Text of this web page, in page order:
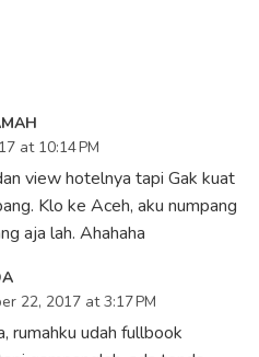
at 10:14 PM
view hotelnya tapi Gak kuat
Klo ke Aceh, aku numpang
aja lah. Ahahaha
22, 2017 at 3:17 PM
rumahku udah fullbook